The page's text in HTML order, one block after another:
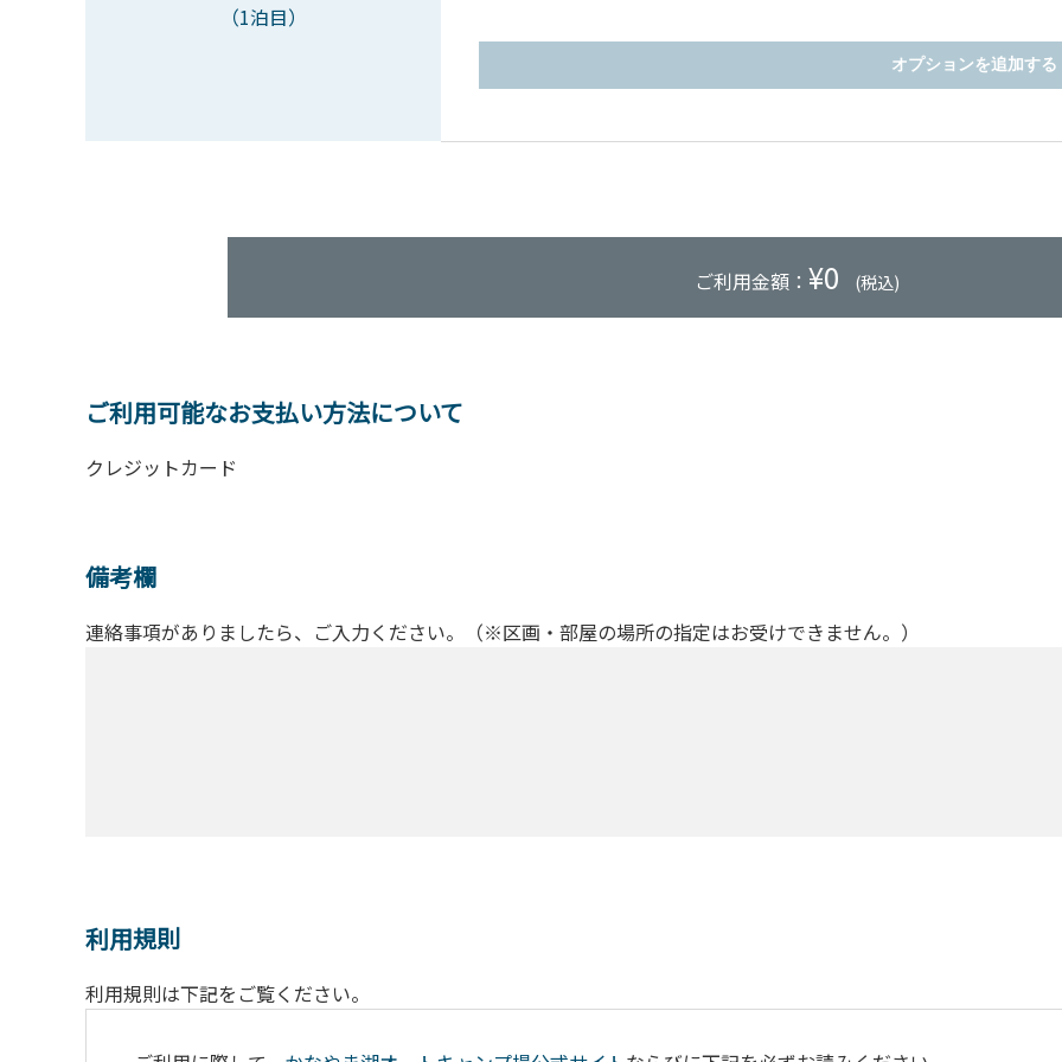
（1泊目）
オプションを追加する
ご利用金額： ¥0 (税込)
ご利用可能なお支払い方法について
クレジットカード
備考欄
連絡事項がありましたら、ご入力ください。（※区画・部屋の場所の指定はお受けできません。）
利用規則
利用規則は下記をご覧ください。